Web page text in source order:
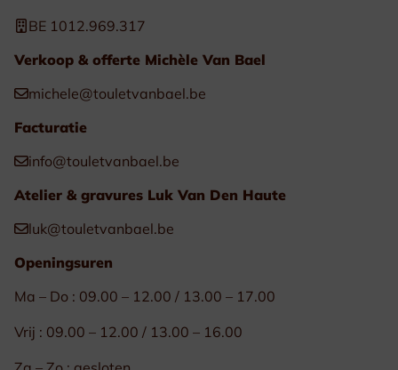
BE 1012.969.317
Verkoop & offerte Michèle Van Bael
michele@touletvanbael.be
Facturatie
info@touletvanbael.be
Atelier & gravures Luk Van Den Haute
luk@touletvanbael.be
Openingsuren
Ma – Do : 09.00 – 12.00 / 13.00 – 17.00
Vrij : 09.00 – 12.00 / 13.00 – 16.00